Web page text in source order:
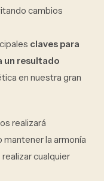
cambios
claves para
un resultado
en nuestra gran
realizará
la armonía
cualquier